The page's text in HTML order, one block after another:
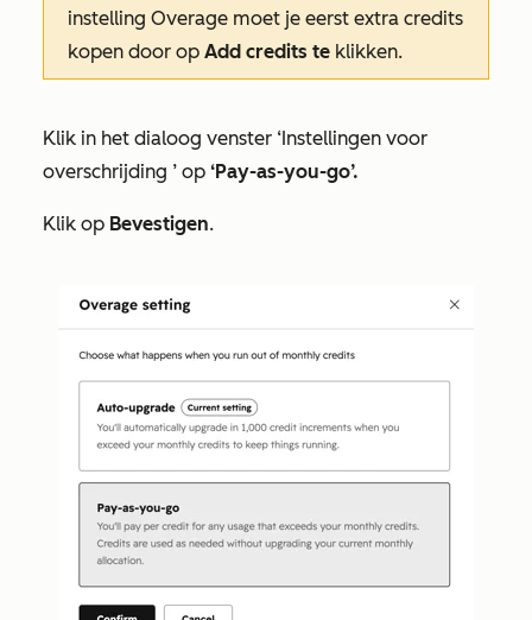
instelling Overage moet je eerst extra credits
kopen door op Add credits te klikken.
Klik in het dialoog venster ‘Instellingen voor
overschrijding ’ op ‘Pay-as-you-go’.
Klik op Bevestigen.